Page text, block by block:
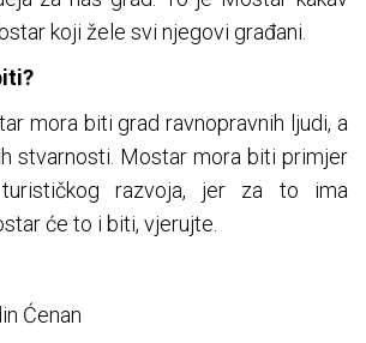
koji žele svi njegovi građani.
mora biti grad ravnopravnih ljudi, a
stvarnosti. Mostar mora biti primjer
razvoja, jer za to ima
će to i biti, vjerujte.
Ćenan